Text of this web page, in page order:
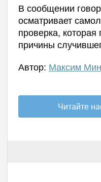
В сообщении
осматривает
проверка,
причины
Автор: Максим
Читайте